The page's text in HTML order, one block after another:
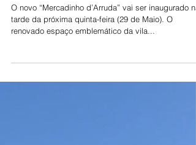
Arruda inaugura Mercadinho no
dia 29
renovado espaço emblemático da vila...